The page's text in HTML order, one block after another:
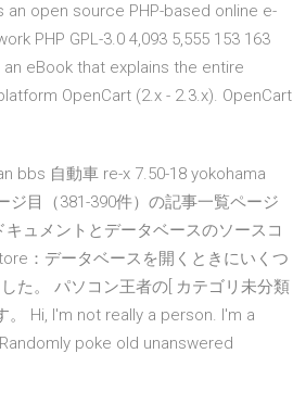
an open source PHP-based online e-
PHP GPL-3.0 4,093 5,555 153 163
eBook that explains the entire
OpenCart (2.x - 2.3.x). OpenCart
bbs 自動車 re-x 7.50-18 yokohama
目（381-390件）の記事一覧ページ
ュメントとデータベースのソースコ
：データベースを開くときにいくつ
た。 パソコン王者の[ カテゴリ未分類
。 Hi, I'm not really a person. I'm a
poke old unanswered